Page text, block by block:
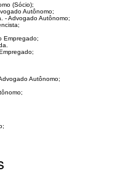
(Sócio);
Autônomo;
- Advogado Autônomo;
Empregado;
Autônomo;